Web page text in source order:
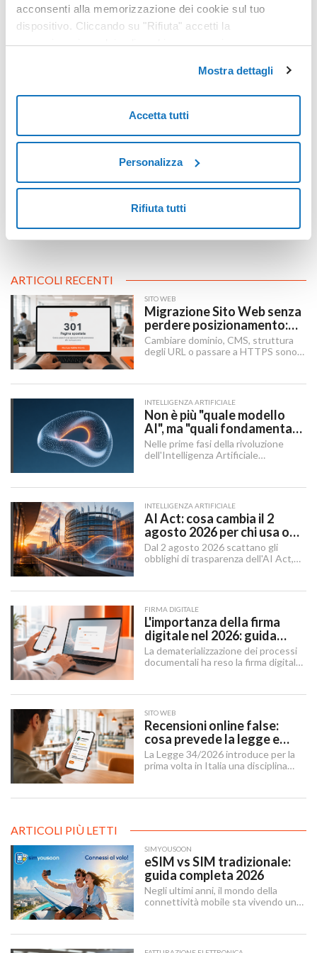
acconsenti alla memorizzazione dei cookie sul tuo
dispositivo. Cliccando su "Rifiuta" accetti la
memorizzazione dei soli cookie necessari.
Mostra dettagli
Accetta tutti
Personalizza
Rifiuta tutti
ARTICOLI RECENTI
SITO WEB
Migrazione Sito Web senza
perdere posizionamento:
Redirect 301, URL e
Checklist SEO
Cambiare dominio, CMS, struttura
degli URL o passare a HTTPS sono i
ricerca.
INTELLIGENZA ARTIFICIALE
Non è più "quale modello
AI", ma "quali fondamenta":
dati, infrastruttura,
governance
Nelle prime fasi della rivoluzione
dell'Intelligenza Artificiale
"Quale modello dobbiamo usare?".
INTELLIGENZA ARTIFICIALE
AI Act: cosa cambia il 2
agosto 2026 per chi usa o
integra l'AI
Dal 2 agosto 2026 scattano gli
obblighi di trasparenza dell'AI Act,
rinviato quelli sui sistemi ad alto
FIRMA DIGITALE
L'importanza della firma
digitale nel 2026: guida
completa per aziende e
professionisti
La dematerializzazione dei processi
documentali ha reso la firma digitale
SITO WEB
Recensioni online false:
cosa prevede la legge e
cosa possono fare le
imprese
La Legge 34/2026 introduce per la
prima volta in Italia una disciplina
ristorazione e del turismo.
ARTICOLI PIÙ LETTI
SIMYOUSOON
eSIM vs SIM tradizionale:
guida completa 2026
Negli ultimi anni, il mondo della
connettività mobile sta vivendo una
di embedded SIM — sta sostituendo